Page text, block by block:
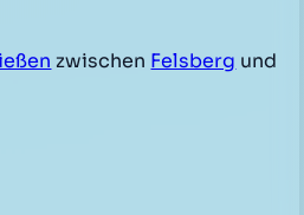
zwischen Felsberg und